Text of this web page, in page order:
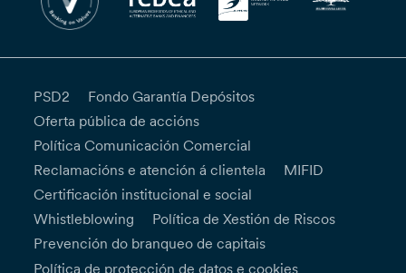
PSD2
Fondo Garantía Depósitos
Oferta pública de accións
Política Comunicación Comercial
Reclamacións e atención á clientela
MIFID
Certificación institucional e social
Whistleblowing
Política de Xestión de Riscos
Prevención do branqueo de capitais
Política de protección de datos e cookies